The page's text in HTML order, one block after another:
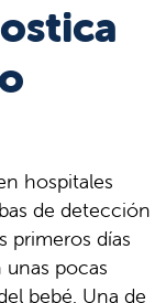
hospitales
de detección
primeros días
unas pocas
bebé. Una de